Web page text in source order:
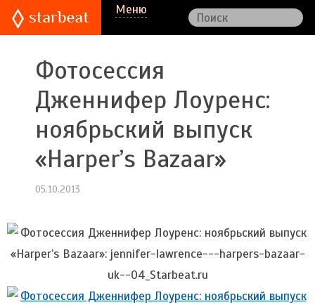
Меню
Фотосессия
Дженнифер Лоуренс:
ноябрьский выпуск
«Harper’s Bazaar»
05.10.2013